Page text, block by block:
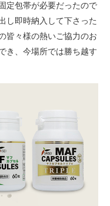
定包帯が必要だったので
し即時納入して下さった
皆々様の熱いご協力のお
き、今場所では勝ち越す